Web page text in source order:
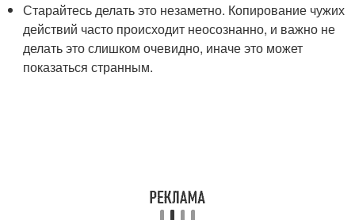
Старайтесь делать это незаметно. Копирование чужих
действий часто происходит неосознанно, и важно не
делать это слишком очевидно, иначе это может
показаться странным.